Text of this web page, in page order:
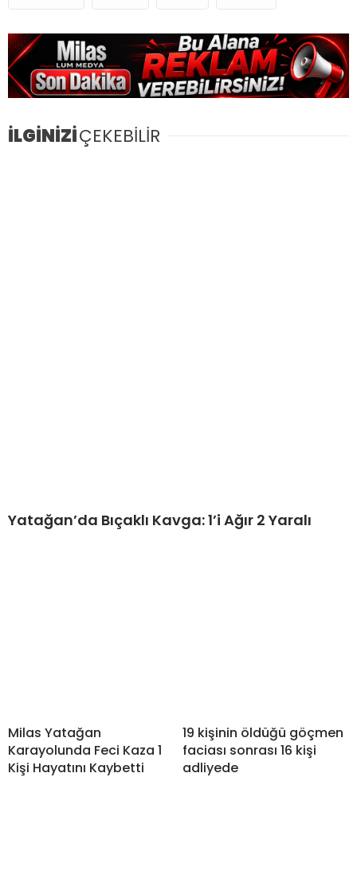
İLGİNİZİÇEKEBİLİR
Yatağan’da Bıçaklı Kavga: 1’i Ağır 2 Yaralı
Milas Yatağan
Karayolunda Feci Kaza 1
Kişi Hayatını Kaybetti
19 kişinin öldüğü göçmen
faciası sonrası 16 kişi
adliyede